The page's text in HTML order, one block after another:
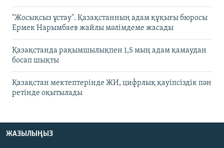
"Жосықсыз ұстау". Қазақстанның адам құқығы бюросы
Ермек Нарымбаев жайлы мәлімдеме жасады
Қазақстанда рақымшылықпен 1,5 мың адам қамаудан
босап шықты
Қазақстан мектептерінде ЖИ, цифрлық қауіпсіздік пән
ретінде оқытылады
ЖАЗЫЛЫҢЫЗ